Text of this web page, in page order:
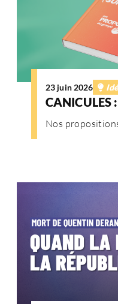
23 juin 2026
CANICULES
Nos